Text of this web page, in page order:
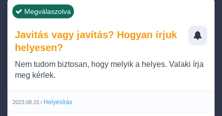
Megválaszolva
Javitás vagy javítás? Hogyan írjuk
helyesen?
Nem tudom biztosan, hogy melyik a helyes. Valaki írja
meg kérlek.
2023.08.15 / Helyesírás